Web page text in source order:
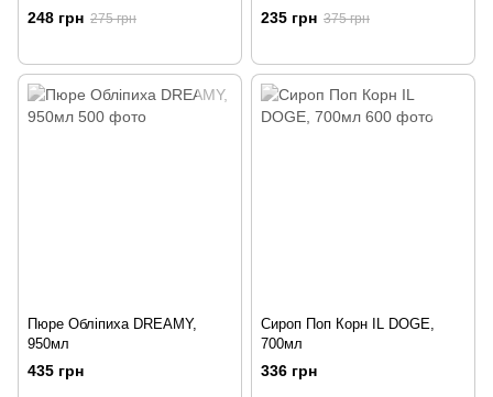
248 грн 275 грн 235 грн 375 грн
Пюре Обліпиха DREAMY,
950мл
435 грн
Сироп Поп Корн IL DOGE,
700мл
336 грн